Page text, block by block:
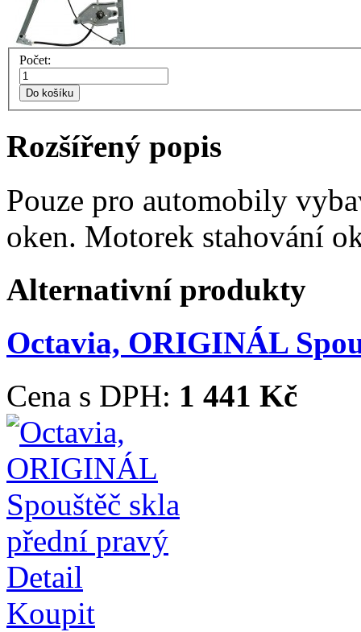
Počet:
Do košíku
Rozšířený popis
Pouze pro automobily
oken. Motorek stahování
Alternativní produkty
Octavia, ORIGINÁL
Cena s DPH: 1 441 Kč
Detail
Koupit